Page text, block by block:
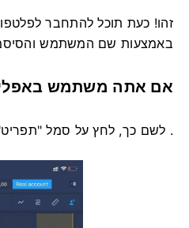
באמצעות שם המשתמש
אם אתה משתמש
. לשם כך, לחץ על סמל